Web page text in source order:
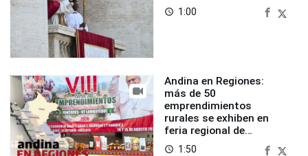
access_time 1:00
Andina en Regiones:
más de 50
emprendimientos
rurales se exhiben en
feria regional de
Foncodes
access_time 1:50